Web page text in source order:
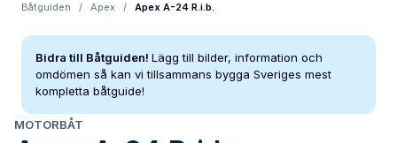
Båtguiden / Apex / Apex A-24 R.i.b.
Bidra till Båtguiden! Lägg till bilder, information och
omdömen så kan vi tillsammans bygga Sveriges mest
kompletta båtguide!
MOTORBÅT